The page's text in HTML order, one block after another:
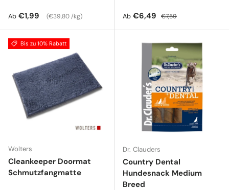
Normaler Preis
Ab €1,99 Grundpreis
€39,80 /kg Verkaufspreis
Ab €6,49 Normaler Preis
€7,59
Bis zu 10% Rabatt
Wolters
Cleankeeper Doormat
Schmutzfangmatte
Dr. Clauders
Country Dental
Hundesnack Medium
Breed